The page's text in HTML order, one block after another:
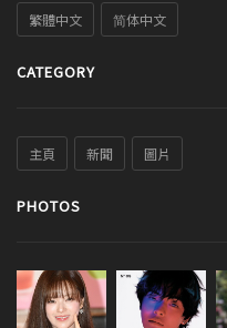
繁體中文 简体中文
CATEGORY
主頁 新聞 圖片
PHOTOS